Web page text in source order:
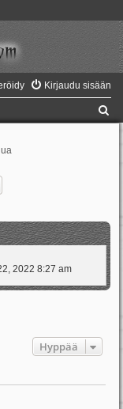
Kirjaudu sisään
2022 8:27 am
Hyppää